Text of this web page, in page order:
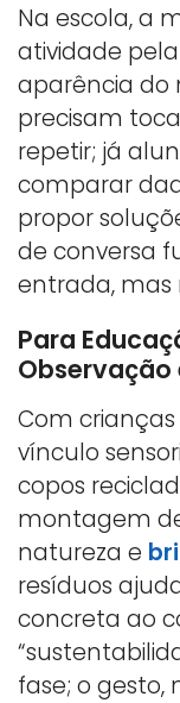
Na escola, a
atividade pela
aparência do
precisam
repetir; já
comparar
propor
de conversa
entrada, mas
Para
Observação
Com
vínculo
copos
montagem
natureza e
resíduos
concreta ao
fase; o gesto,